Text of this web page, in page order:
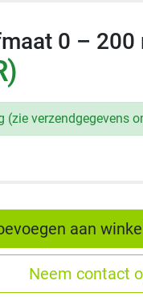
0 – 200
(zie verzendgegevens
aan
Neem contact